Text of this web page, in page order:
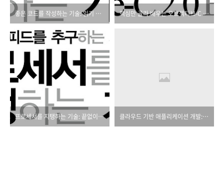
좋은 코드를 작성하는 기술: 읽기 쉽고 유지보수가 쉬운 프로그래밍 작성법 핵심만 골라 배우는 오브젝티브-C 2.0
프로세서를 지탱하는 기술: 끝없이 스피드를 추구하는 세계 클라우드 기반 애플리케이션 개발: 개념, 패턴, 그리고 프로젝트